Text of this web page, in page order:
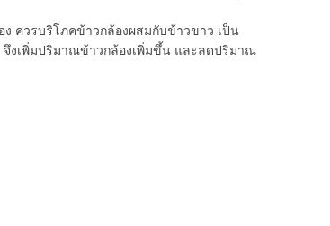
วรบริโภคข้าวกล้องผสมกับข้าวขาว เป็น
งเพิ่มปริมาณข้าวกล้องเพิ่มขึ้น และลดปริมาณ